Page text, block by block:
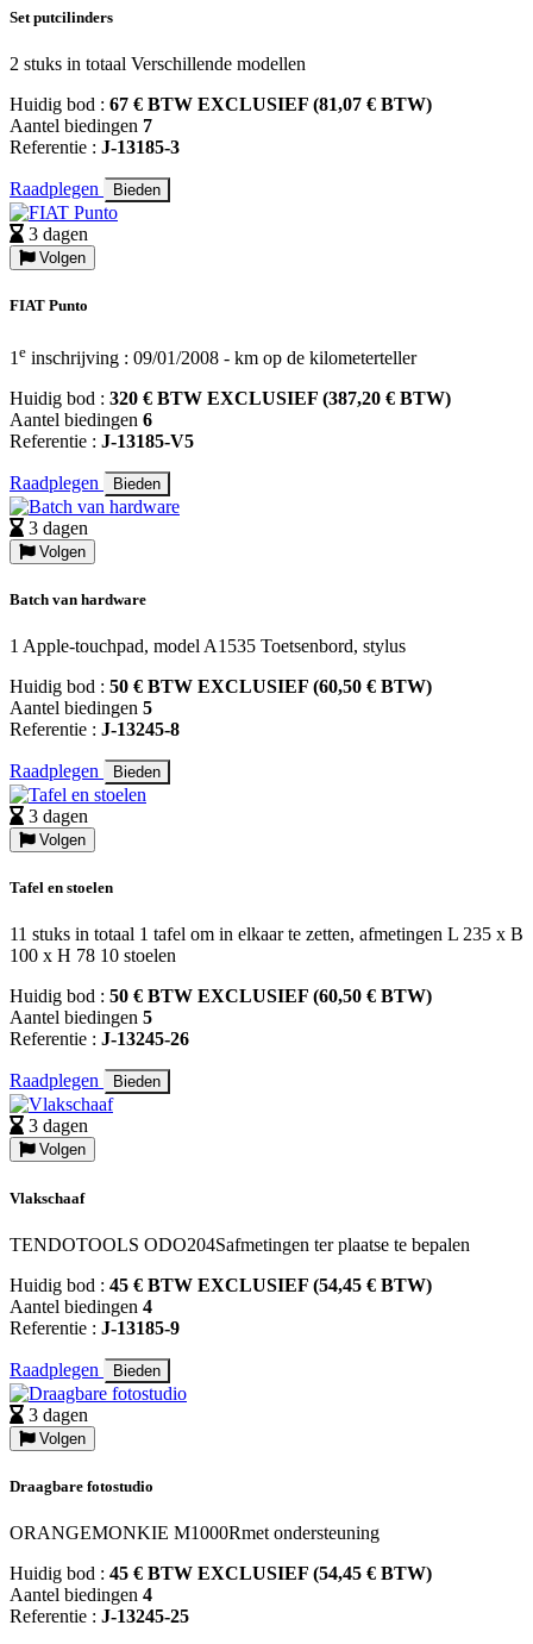
Set putcilinders
2 stuks in totaal Verschillende modellen
Huidig bod : 67 € BTW EXCLUSIEF (81,07 € BTW)
Aantel biedingen 7
Referentie : J-13185-3
Raadplegen Bieden
3 dagen
Volgen
FIAT Punto
1 e inschrijving : 09/01/2008 - km op de kilometerteller
Huidig bod : 320 € BTW EXCLUSIEF (387,20 € BTW)
Aantel biedingen 6
Referentie : J-13185-V5
Raadplegen Bieden
3 dagen
Volgen
Batch van hardware
1 Apple-touchpad, model A1535 Toetsenbord, stylus
Huidig bod : 50 € BTW EXCLUSIEF (60,50 € BTW)
Aantel biedingen 5
Referentie : J-13245-8
Raadplegen Bieden
3 dagen
Volgen
Tafel en stoelen
11 stuks in totaal 1 tafel om in elkaar te zetten, afmetingen L 235 x B
100 x H 78 10 stoelen
Huidig bod : 50 € BTW EXCLUSIEF (60,50 € BTW)
Aantel biedingen 5
Referentie : J-13245-26
Raadplegen Bieden
3 dagen
Volgen
Vlakschaaf
TENDOTOOLS ODO204Safmetingen ter plaatse te bepalen
Huidig bod : 45 € BTW EXCLUSIEF (54,45 € BTW)
Aantel biedingen 4
Referentie : J-13185-9
Raadplegen Bieden
3 dagen
Volgen
Draagbare fotostudio
ORANGEMONKIE M1000Rmet ondersteuning
Huidig bod : 45 € BTW EXCLUSIEF (54,45 € BTW)
Aantel biedingen 4
Referentie : J-13245-25